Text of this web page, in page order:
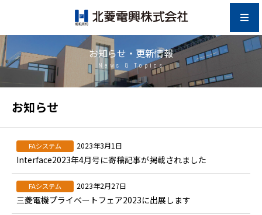
お知らせ・更新情報
News & Topics
お知らせ
2023年3月1日
FAシステム
Interface2023年4月号に寄稿記事が掲載されました
2023年2月27日
FAシステム
三菱電機プライベートフェア2023に出展します